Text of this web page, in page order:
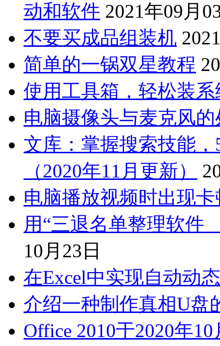
动和软件 2021年09月
不要买成品组装机
简单的一锅双星教程
使用工具箱，轻松装系
电脑摄像头与麦克风
文库：掌握搜索技能
（2020年11月更新）
电脑播放视频时出现
用“三退名单整理软件
10月23日
在Excel中实现自动动
介绍一种制作真相U盘
Office 2010于2020年